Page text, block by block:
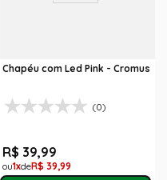
Chapéu com Led Pink - Cromus
(0)
R$ 39,99
1 R$ 39,99